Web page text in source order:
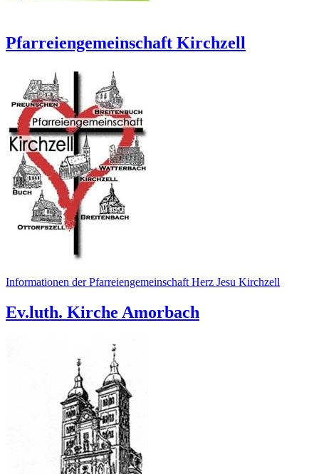
Pfarreiengemeinschaft Kirchzell
Informationen der Pfarreiengemeinschaft Herz Jesu Kirchzell
Ev.luth. Kirche Amorbach